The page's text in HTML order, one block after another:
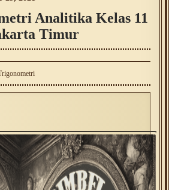
Analitika Kelas 11
Timur